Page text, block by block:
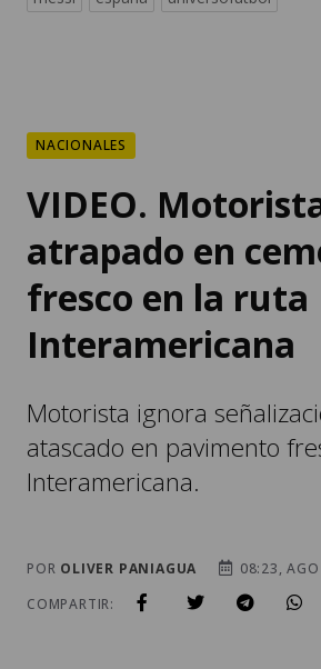
NACIONALES
VIDEO.
atrapado en
fresco en la ruta
Interamericana
Motorista ignora
atascado en pavimento
Interamericana.
POR OLIVER PANIAGUA
08:23,
COMPARTIR: